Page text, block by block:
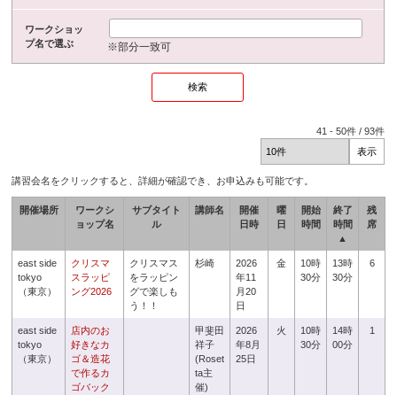
ワークショッ
プ名で選ぶ
※部分一致可
41 -50件 /93件
講習会名をクリックすると、詳細が確認でき、お申込みも可能です。
開催場所
ワークシ
ョップ名
サブタイト
ル
講師名
開催
日時
曜
日
開始
時間
終了
時間
▲
残
席
east side
tokyo
（東京）
クリスマ
スラッピ
ング2026
クリスマス
をラッピン
グで楽しも
う！！
杉崎
2026
年11
月20
日
金
10時
30分
13時
30分
6
east side
tokyo
（東京）
店内のお
好きなカ
ゴ＆造花
で作るカ
ゴバック
甲斐田
祥子
(Roset
ta主
催)
2026
年8月
25日
火
10時
30分
14時
00分
1